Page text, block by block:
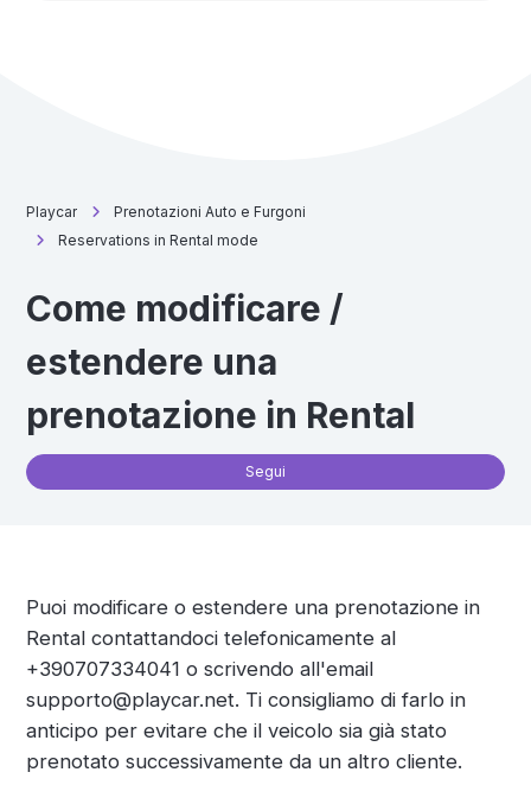
Playcar
Prenotazioni Auto e Furgoni
Reservations in Rental mode
Come modificare /
estendere una
prenotazione in Rental
Segui
Puoi modificare o estendere una prenotazione in
Rental contattandoci telefonicamente al
+390707334041 o scrivendo all'email
supporto@playcar.net. Ti consigliamo di farlo in
anticipo per evitare che il veicolo sia già stato
prenotato successivamente da un altro cliente.